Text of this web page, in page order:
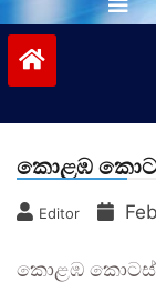
කොළඹ
Editor
කොළඹ කොටස්